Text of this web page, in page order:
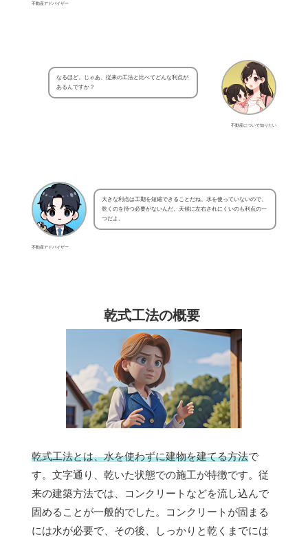
不動産アドバイザー
不動産について知りたい
なるほど。じゃあ、従来の工法と比べてどんな利点が
あるんですか？
不動産アドバイザー
大きな利点は工期を短縮できることだね。水を使っていないので、
乾くのを待つ必要がないんだ。天候に左右されにくいのも利点の一
つだよ。
乾式工法の概要
乾式工法とは、水を使わずに建物を建てる方法で
す。文字通り、乾いた状態での施工が特徴です。従
来の建築方法では、コンクリートなどを流し込んで
固めることが一般的でした。コンクリートが固まる
には水が必要で、その後、しっかりと乾くまでには